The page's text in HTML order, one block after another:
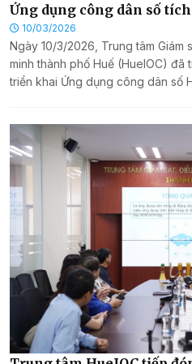
Ứng dụng công dân số
trường tại tỉnh Hà Tĩnh
10/03/2026
Ngày 10/3/2026, Trung tâm Giám
minh thành phố Huế (HueIOC) đã
triển khai Ứng dụng công dân số